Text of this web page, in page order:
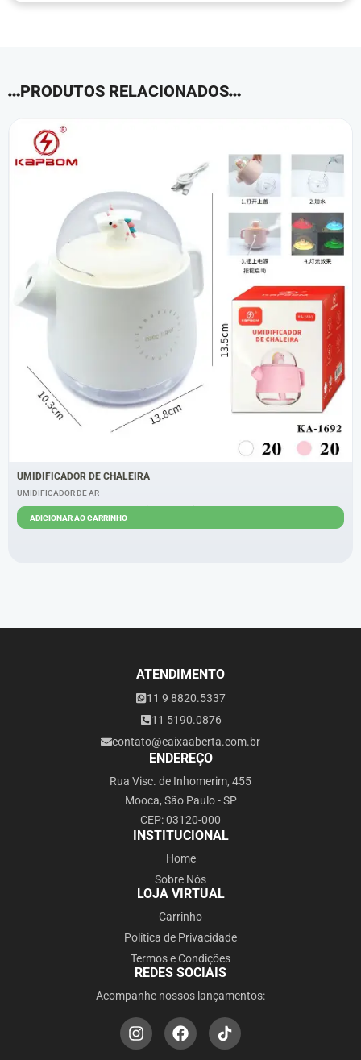
PRODUTOS RELACIONADOS
UMIDIFICADOR DE CHALEIRA
UMIDIFICADOR DE AR
ADICIONAR AO CARRINHO
ATENDIMENTO
11 9 8820.5337
11 5190.0876
contato@caixaaberta.com.br
ENDEREÇO
Rua Visc. de Inhomerim, 455
Mooca, São Paulo - SP
CEP: 03120-000
INSTITUCIONAL
Home
Sobre Nós
LOJA VIRTUAL
Carrinho
Política de Privacidade
Termos e Condições
REDES SOCIAIS
Acompanhe nossos lançamentos: